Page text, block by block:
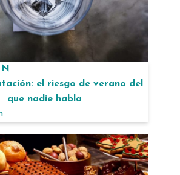
el riesgo de verano del
que nadie habla